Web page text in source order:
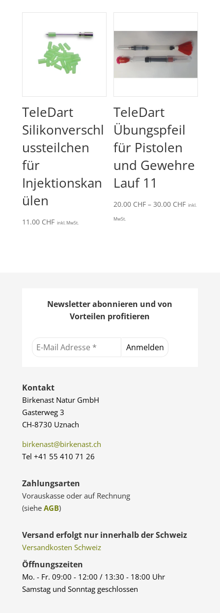
TeleDart
Silikonverschl
ussteilchen
für
Injektionskan
ülen
11.00 CHF inkl. MwSt.
TeleDart
Übungspfeil
für Pistolen
und Gewehre
Lauf 11
20.00 CHF –30.00 CHF inkl.
MwSt.
Newsletter abonnieren und von
Vorteilen profitieren
Kontakt
Birkenast Natur GmbH
Gasterweg 3
CH-8730 Uznach
birkenast@birkenast.ch
Tel +41 55 410 71 26
Zahlungsarten
Vorauskasse oder auf Rechnung
(siehe AGB)
Versand erfolgt nur innerhalb der Schweiz
Versandkosten Schweiz
Öffnungszeiten
Mo. - Fr. 09:00 - 12:00 / 13:30 - 18:00 Uhr
Samstag und Sonntag geschlossen